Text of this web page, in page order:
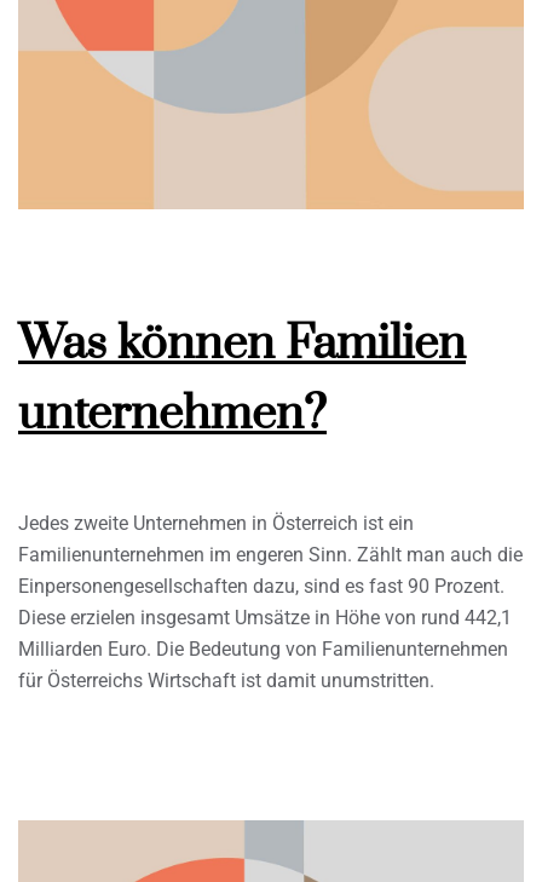
Was können Familien
unternehmen?
Jedes zweite Unternehmen in Österreich ist ein
Familienunternehmen im engeren Sinn. Zählt man auch die
Einpersonengesellschaften dazu, sind es fast 90 Prozent.
Diese erzielen insgesamt Umsätze in Höhe von rund 442,1
Milliarden Euro. Die Bedeutung von Familienunternehmen
für Österreichs Wirtschaft ist damit unumstritten.